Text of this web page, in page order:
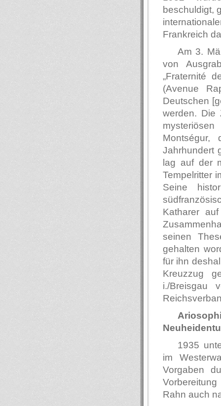
beschuldigt,
Frankreich
Am 3.
von
„Fraternité
(Avenue
Deutschen
werden. Die
Jahrhundert
lag auf der
Tempelritter
Seine
Katharer
seinen
gehalten
für ihn
Kreuzzug
i./Breisgau
1935
im
Vorgaben
Rahn auch